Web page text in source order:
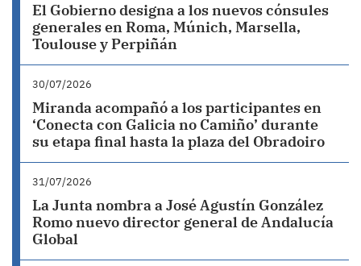
El Gobierno designa a los nuevos cónsules
generales en Roma, Múnich, Marsella,
Toulouse y Perpiñán
30/07/2026
Miranda acompañó a los participantes en
‘Conecta con Galicia no Camiño’ durante
su etapa final hasta la plaza del Obradoiro
31/07/2026
La Junta nombra a José Agustín González
Romo nuevo director general de Andalucía
Global